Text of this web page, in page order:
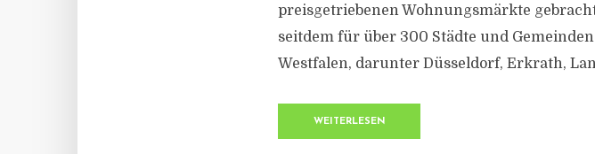
preisgetriebenen Wohnungsmärkte
seitdem für über 300 Städte und
Westfalen, darunter Düsseldorf, Erkrath,
WEITERLESEN